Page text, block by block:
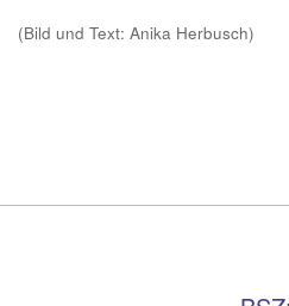
(Bild und Text: Anika Herbusch)